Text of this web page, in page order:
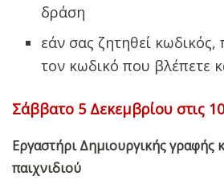
δράση
εάν σας ζητηθεί
τον κωδικό που βλέπετε
Σάββατο 5 Δεκεμβρίου στις
Εργαστήρι Δημιουργικής γραφής
παιχνιδιού